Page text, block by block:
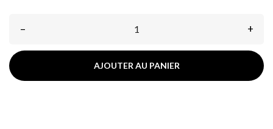
– +
AJOUTER AU PANIER